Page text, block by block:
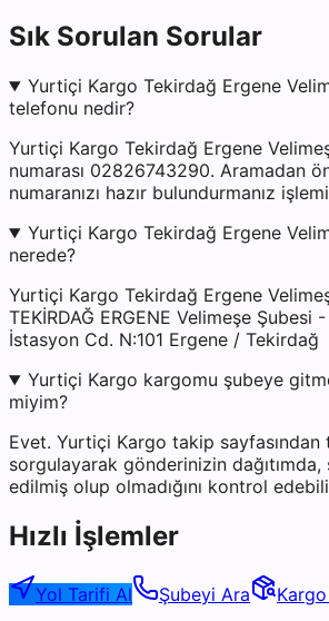
Sık Sorulan Sorular
Yurtiçi Kargo Tekirdağ Ergene
telefonu nedir?
Yurtiçi Kargo Tekirdağ Ergene
numarası 02826743290. Aramadan
numaranızı hazır bulundurmanız işlemi
Yurtiçi Kargo Tekirdağ Ergene
nerede?
Yurtiçi Kargo Tekirdağ Ergene
TEKİRDAĞ ERGENE Velimeşe Şubesi
İstasyon Cd. N:101 Ergene / Tekirdağ
Yurtiçi Kargo kargomu şubeye
miyim?
Evet. Yurtiçi Kargo takip sayfasından
sorgulayarak gönderinizin
edilmiş olup olmadığını kontrol
Hızlı İşlemler
Yol Tarifi Al Şubeyi Ara